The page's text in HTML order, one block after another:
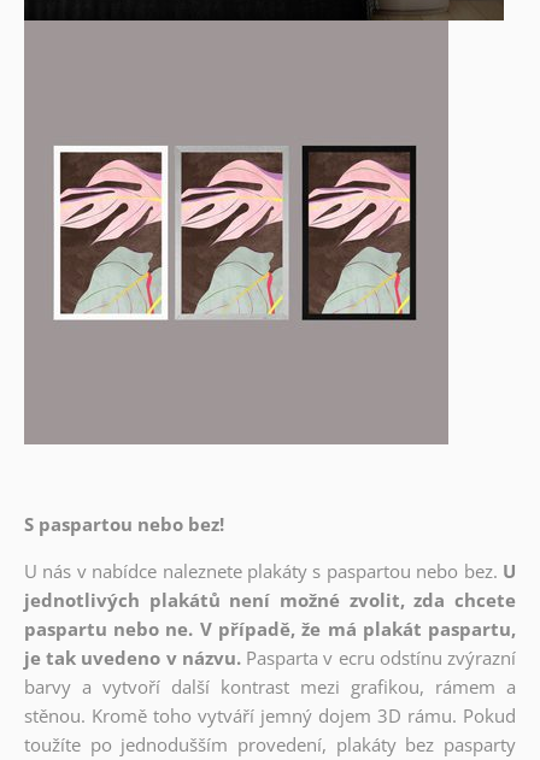
S paspartou nebo bez!
U nás v nabídce naleznete plakáty s paspartou nebo bez. U
jednotlivých plakátů není možné zvolit, zda chcete
paspartu nebo ne. V případě, že má plakát paspartu,
je tak uvedeno v názvu. Pasparta v ecru odstínu zvýrazní
barvy a vytvoří další kontrast mezi grafikou, rámem a
stěnou. Kromě toho vytváří jemný dojem 3D rámu. Pokud
toužíte po jednodušším provedení, plakáty bez pasparty